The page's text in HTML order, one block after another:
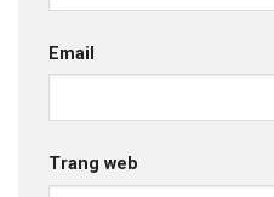
Email
Trang web